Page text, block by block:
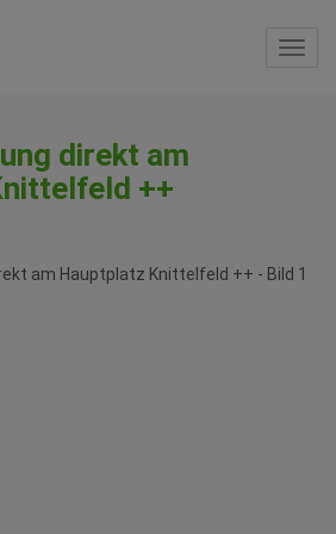
direkt am
++